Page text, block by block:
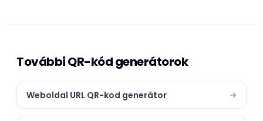
További QR-kód generátorok
Weboldal URL QR-kod generátor